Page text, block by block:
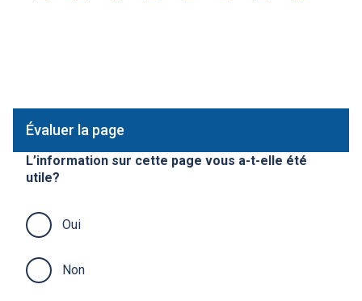
Évaluer la page
L’information sur cette page vous a-t-elle été
utile?
Oui
Non